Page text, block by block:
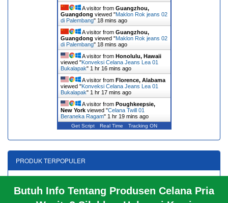
A visitor from Guangzhou,
Guangdong viewed "Maklon Rok jeans 02
di Palembang" 18 mins ago
A visitor from Guangzhou,
Guangdong viewed "Maklon Rok jeans 02
di Palembang" 18 mins ago
A visitor from Honolulu, Hawaii
viewed "Konveksi Celana Jeans Lea 01
Bukalapak" 1 hr 16 mins ago
A visitor from Florence, Alabama
viewed "Konveksi Celana Jeans Lea 01
Bukalapak" 1 hr 17 mins ago
A visitor from Poughkeepsie,
New Yorkviewed "Celana Twill 01
Beraneka Ragam" 1 hr 19 mins ago
Get Script Real Time Tracking ON
Butuh Info Tentang Produsen Celana Pria
PRODUK TERPOPULER
Rok jeans 01Jaket Jeans 01Rok jeans 10